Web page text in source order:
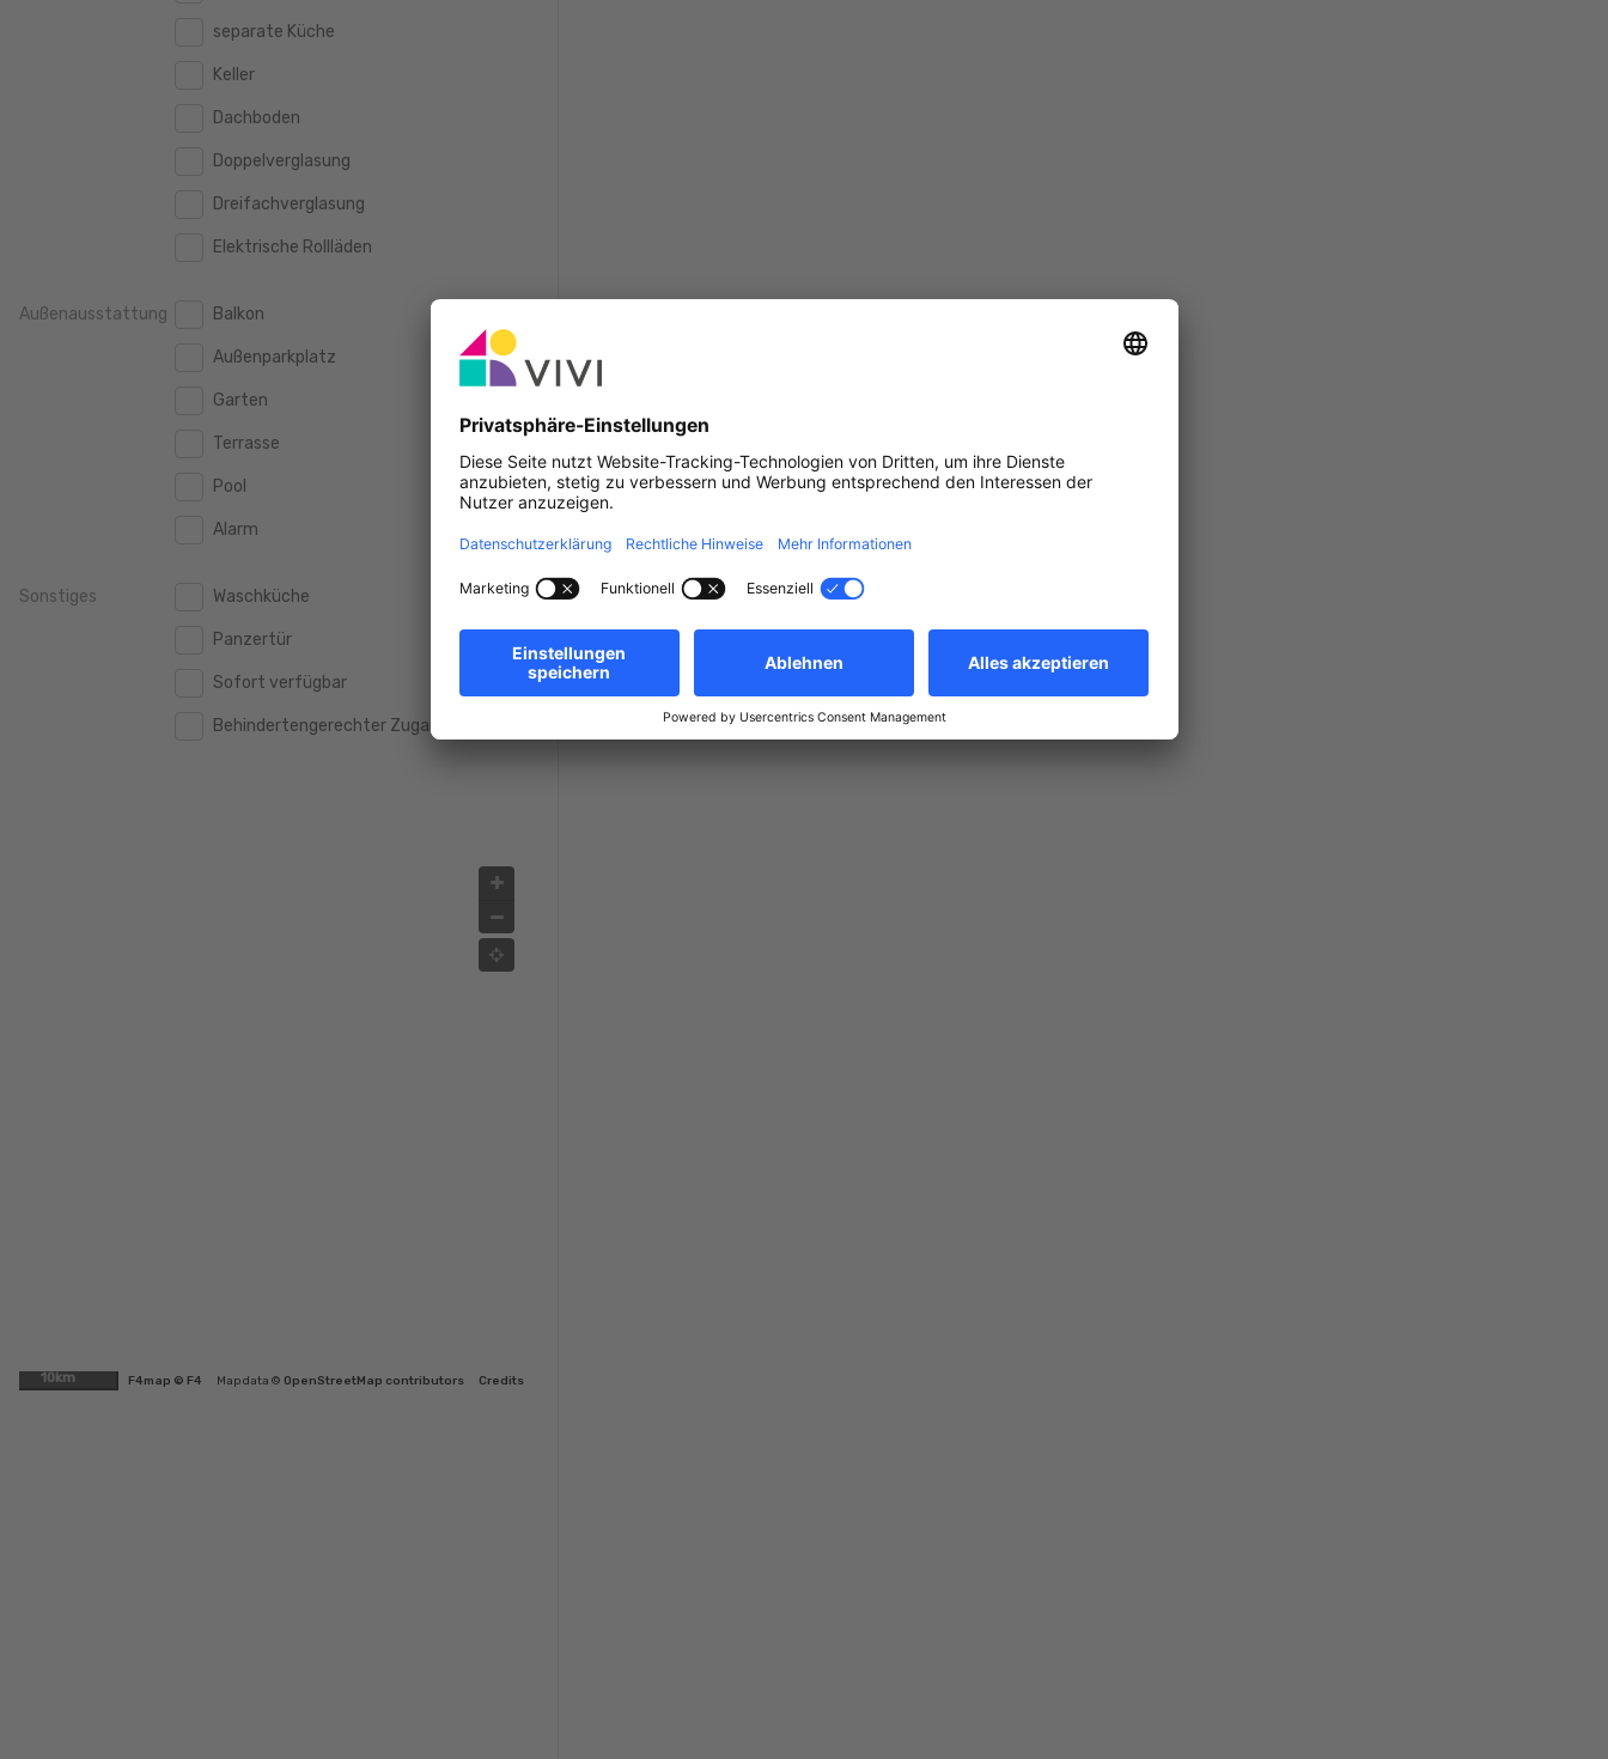
1.250 €
3.500 €
4.000 €
4.500 €
20.000 €
4.000 €
5.000 €
10.000 €
15.000 €
20.000 €
separate Küche
Keller
Dachboden
Doppelverglasung
Dreifachverglasung
Elektrische Rollläden
Außenausstattung Balkon
Außenparkplatz
Garten
Terrasse
Pool
Alarm
Sonstiges Waschküche
Panzertür
Sofort verfügbar
Behindertengerechter Zugang
10km F4map © F4 Map data © OpenStreetMap contributors Credits